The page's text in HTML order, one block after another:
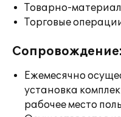
Товарно-
Торговые
Сопровождение:
Ежемесячно
установка
рабочее место